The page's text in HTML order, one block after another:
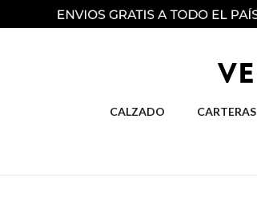
CALZADO CARTERAS